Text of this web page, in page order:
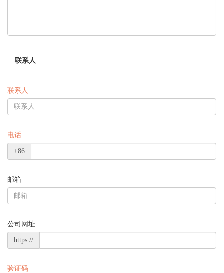
联系人
联系人
电话
+86
邮箱
公司网址
https://
验证码